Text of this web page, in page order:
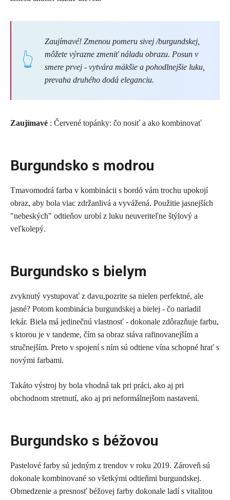
Zaujímavé! Zmenou pomeru sivej /burgundskej,
môžete výrazne zmeniť náladu obrazu. Posun v
smere prvej - vytvára mäkšie a pohodlnejšie luku,
prevaha druhého dodá eleganciu.
Zaujímavé : Červené topánky: čo nosiť a ako kombinovať
Burgundsko s modrou
Tmavomodrá farba v kombinácii s bordó vám trochu upokojí
obraz, aby bola viac zdržanlivá a vyvážená. Použitie jasnejších
"nebeských" odtieňov urobí z luku neuveriteľne štýlový a
veľkolepý.
Burgundsko s bielym
zvyknutý vystupovať z davu,pozrite sa nielen perfektné, ale
jasné? Potom kombinácia burgundskej a bielej - čo nariadil
lekár. Biela má jedinečnú vlastnosť - dokonale zdôrazňuje farbu,
s ktorou je v tandeme, čím sa obraz stáva rafinovanejším a
stručnejším. Preto v spojení s ním sú odtiene vína schopné hrať s
novými farbami.
Takáto výstroj by bola vhodná tak pri práci, ako aj pri
obchodnom stretnutí, ako aj pri neformálnejšom nastavení.
Burgundsko s béžovou
Pastelové farby sú jedným z trendov v roku 2019. Zároveň sú
dokonale kombinované so všetkými odtieňmi burgundskej.
Obmedzenie a presnosť béžovej farby dokonale ladí s vitalitou